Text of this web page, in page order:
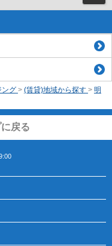
ング > (賃貸)地域から探す > 明
戻る